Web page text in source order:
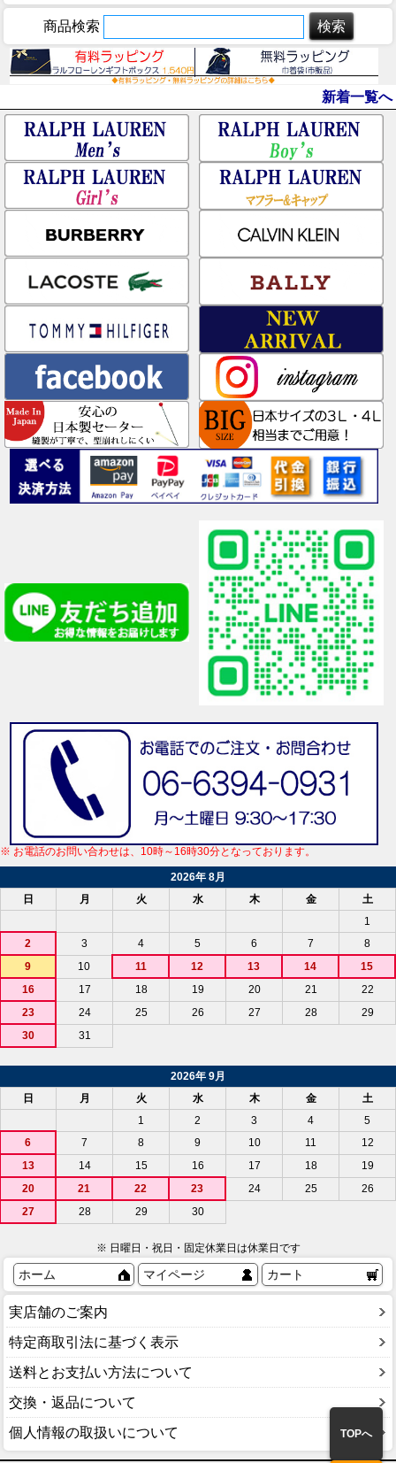
商品検索
新着一覧へ
※ お電話のお問い合わせは、10時～16時30分となっております。
2026年 8月
日
月 火 水 木 金
土
1
2
3 4 5 6 7
8
9
10 11 12 13 14
15
16
17 18 19 20 21
22
23
24 25 26 27 28
29
30
31
2026年 9月
日
月 火 水 木 金
土
1
2 3 4
5
6
7 8 9 10 11
12
13
14 15 16 17 18
19
20
21 22 23 24 25
26
27
28 29 30
※ 日曜日・祝日・固定休業日は休業日です
TOPへ
ホーム マイページ カート
実店舗のご案内
特定商取引法に基づく表示
送料とお支払い方法について
交換・返品について
個人情報の取扱いについて